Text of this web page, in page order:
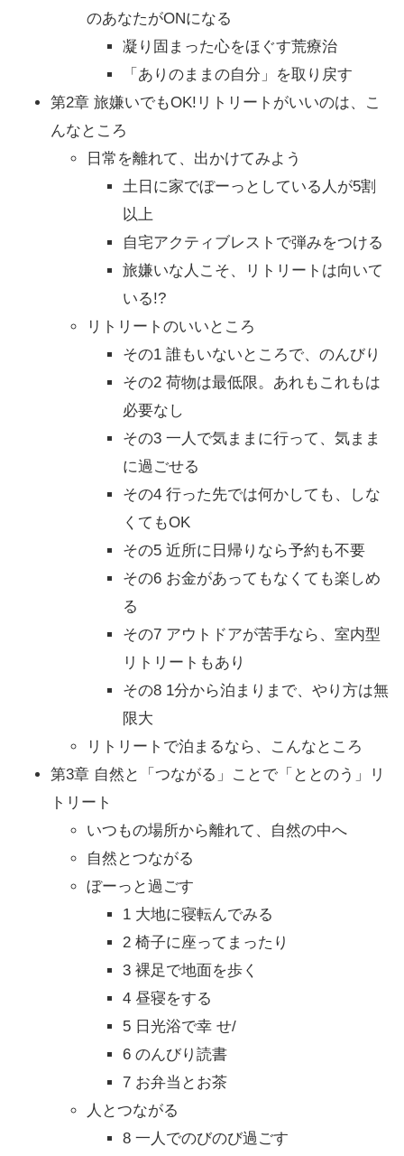
のあなたがONになる
凝り固まった心をほぐす荒療治
「ありのままの自分」を取り戻す
第2章 旅嫌いでもOK!リトリートがいいのは、こ
んなところ
日常を離れて、出かけてみよう
土日に家でぼーっとしている人が5割
以上
自宅アクティブレストで弾みをつける
旅嫌いな人こそ、リトリートは向いて
いる!?
リトリートのいいところ
その1 誰もいないところで、のんびり
その2 荷物は最低限。あれもこれもは
必要なし
その3 一人で気ままに行って、気まま
に過ごせる
その4 行った先では何かしても、しな
くてもOK
その5 近所に日帰りなら予約も不要
その6 お金があってもなくても楽しめ
る
その7 アウトドアが苦手なら、室内型
リトリートもあり
その8 1分から泊まりまで、やり方は無
限大
リトリートで泊まるなら、こんなところ
第3章 自然と「つながる」ことで「ととのう」リ
トリート
いつもの場所から離れて、自然の中へ
自然とつながる
ぼーっと過ごす
1 大地に寝転んでみる
2 椅子に座ってまったり
3 裸足で地面を歩く
4 昼寝をする
5 日光浴で幸 せ/
6 のんびり読書
7 お弁当とお茶
人とつながる
8 一人でのびのび過ごす